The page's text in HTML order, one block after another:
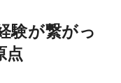
験が繋がっ
点